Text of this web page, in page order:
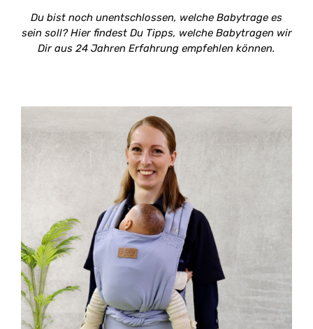
Du bist noch unentschlossen, welche Babytrage es
sein soll? Hier findest Du Tipps, welche Babytragen wir
Dir aus 24 Jahren Erfahrung empfehlen können.